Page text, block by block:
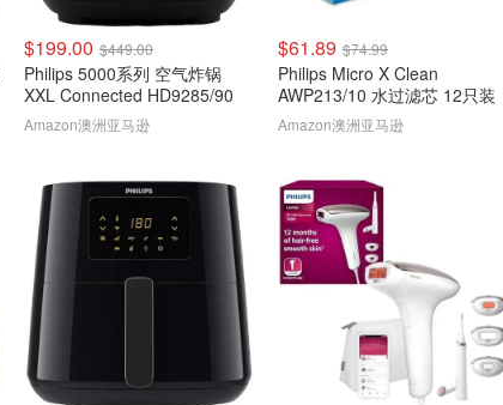
$199.00 $449.00
Philips 5000系列 空气炸锅
XXL Connected HD9285/90
Amazon澳洲亚马逊
$61.89 $74.99
Philips Micro X Clean
AWP213/10 水过滤芯 12只装
Amazon澳洲亚马逊